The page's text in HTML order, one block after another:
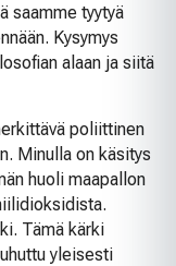
saamme tyytyä
Kysymys
alaan ja siitä
poliittinen
Minulla on käsitys
huoli maapallon
Tämä kärki
yleisesti